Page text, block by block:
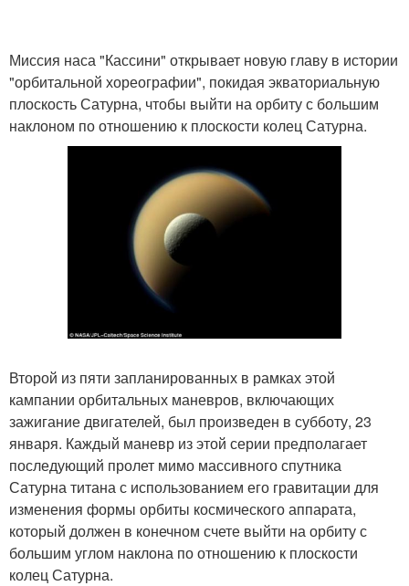
Миссия наса "Кассини" открывает новую главу в истории
"орбитальной хореографии", покидая экваториальную
плоскость Сатурна, чтобы выйти на орбиту с большим
наклоном по отношению к плоскости колец Сатурна.
Второй из пяти запланированных в рамках этой
кампании орбитальных маневров, включающих
зажигание двигателей, был произведен в субботу, 23
января. Каждый маневр из этой серии предполагает
последующий пролет мимо массивного спутника
Сатурна титана с использованием его гравитации для
изменения формы орбиты космического аппарата,
который должен в конечном счете выйти на орбиту с
большим углом наклона по отношению к плоскости
колец Сатурна.